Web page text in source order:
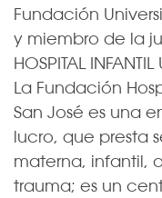
Fundación
y miembro de la
HOSPITAL
La Fundación
San José es una
lucro, que presta
materna, infantil,
trauma; es un